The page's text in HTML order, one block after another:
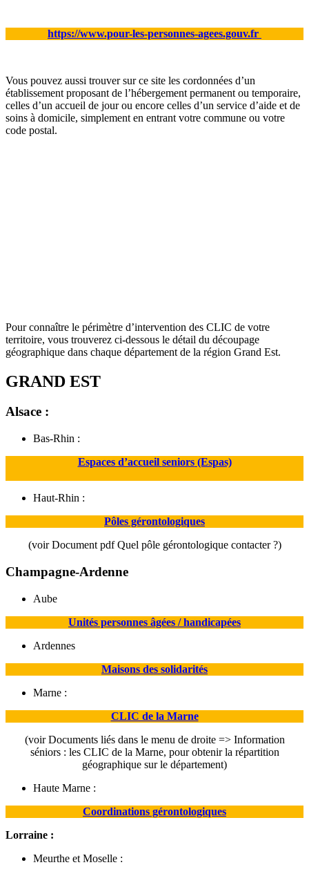
https://www.pour-les-personnes-agees.gouv.fr
Vous pouvez aussi trouver sur ce site les cordonnées d’un
établissement proposant de l’hébergement permanent ou temporaire,
celles d’un accueil de jour ou encore celles d’un service d’aide et de
soins à domicile, simplement en entrant votre commune ou votre
code postal.
Pour connaître le périmètre d’intervention des CLIC de votre
territoire, vous trouverez ci-dessous le détail du découpage
géographique dans chaque département de la région Grand Est.
GRAND EST
Alsace :
Bas-Rhin :
Espaces d’accueil seniors(Espas)
Haut-Rhin :
Pôles gérontologiques
(voir Document pdf Quel pôle gérontologique contacter ?)
Champagne-Ardenne
Aube
Unités personnes âgées / handicapées
Ardennes
Maisons des solidarités
Marne :
CLIC de la Marne
(voir Documents liés dans le menu de droite => Information
séniors : les CLIC de la Marne, pour obtenir la répartition
géographique sur le département)
Haute Marne :
Coordinations gérontologiques
Lorraine :
Meurthe et Moselle :